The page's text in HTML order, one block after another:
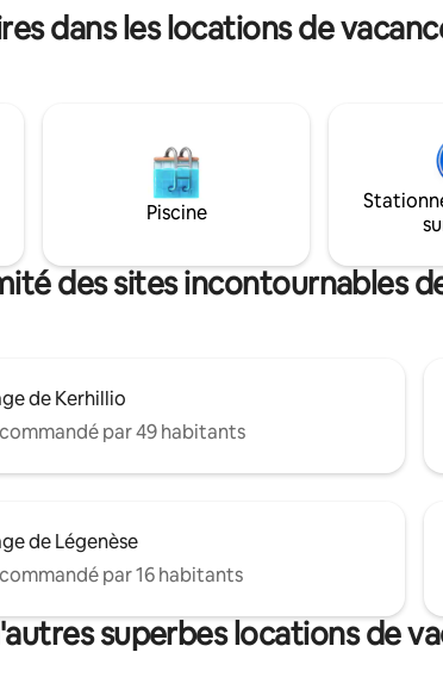
du BORD DE
le CONFORT
réservez !
Île (bateau Quiberon), golfe
surf/rando/plages à proximité.
dès maintenant !
dans les locations de
Piscine
des sites incontournables
de Kerhillio
par 49 habitants
de Légenèse
par 16 habitants
superbes locations de